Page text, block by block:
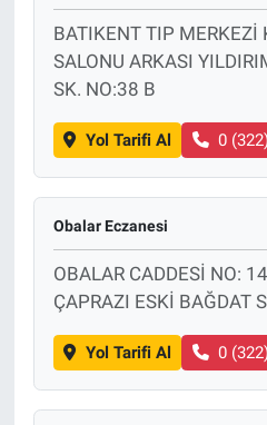
BATIKENT TIP MERKEZİ
SALONU ARKASI
SK. NO:38 B
Yol Tarifi Al 0
Obalar Eczanesi
OBALAR CADDESİ NO:
ÇAPRAZI ESKİ BAĞDAT
Yol Tarifi Al 0